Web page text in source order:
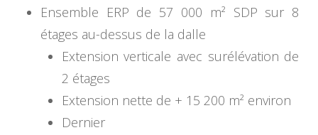
Ensemble ERP de 57 000 m² SDP sur 8
étages au-dessus de la dalle
Extension verticale avec surélévation de
2 étages
Extension nette de + 15 200 m² environ
Dernier